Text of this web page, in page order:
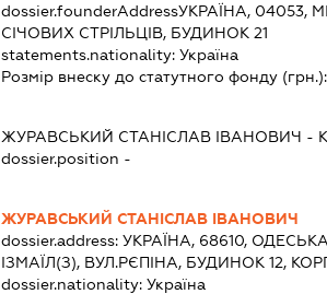
dossier.founderAddressУКРАЇНА, 04053,
СІЧОВИХ СТРІЛЬЦІВ, БУДИНОК 21
statements.nationality: Україна
Розмір внеску до статутного фонду (грн.):
ЖУРАВСЬКИЙ СТАНІСЛАВ ІВАНОВИЧ -
dossier.position -
ЖУРАВСЬКИЙ СТАНІСЛАВ ІВАНОВИЧ
dossier.address: УКРАЇНА, 68610,
ІЗМАЇЛ(З), ВУЛ.РЄПІНА, БУДИНОК 12,
dossier.nationality: Україна